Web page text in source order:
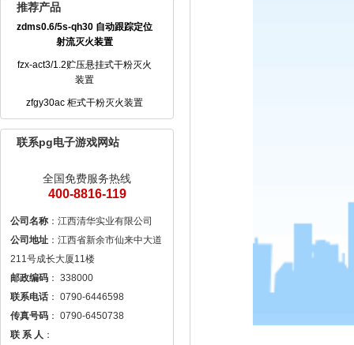
推荐产品
zdms0.6/5s-qh30 自动跟踪定位
射流灭火装置
fzx-act3/1.2贮压悬挂式干粉灭火
装置
zfgy30ac 柜式干粉灭火装置
联系pg电子游戏网站
全国免费服务热线
400-8816-119
公司名称
公司地址 ：江西省新余市仙来中大道
邮政编码
联系电话
传真号码
联 系 人 ：